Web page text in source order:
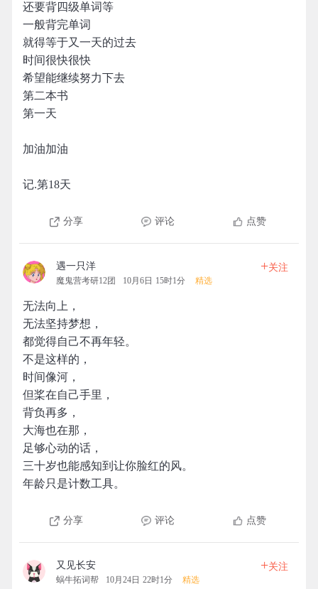
还要背四级单词等
一般背完单词
就得等于又一天的过去
时间很快很快
希望能继续努力下去
第二本书
第一天
加油加油
记.第18天
分享 评论 点赞
遇一只洋
魔鬼营考研12团 10月6日 15时1分 精选
+关注
无法向上，
无法坚持梦想，
都觉得自己不再年轻。
不是这样的，
时间像河，
但桨在自己手里，
背负再多，
大海也在那，
足够心动的话，
三十岁也能感知到让你脸红的风。
年龄只是计数工具。
分享 评论 点赞
又见长安
蜗牛拓词帮 10月24日 22时1分 精选
+关注